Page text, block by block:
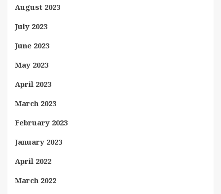
August 2023
July 2023
June 2023
May 2023
April 2023
March 2023
February 2023
January 2023
April 2022
March 2022